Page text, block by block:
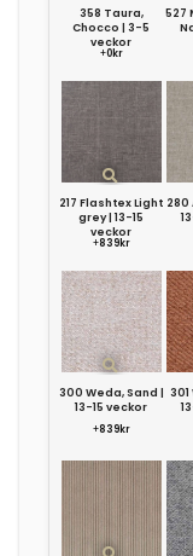
358 Taura,
Chocco | 3-5
veckor
+0kr
527
217 Flashtex Light
grey | 13-15
veckor
+839kr
280
300 Weda, Sand |
13-15 veckor
+839kr
301